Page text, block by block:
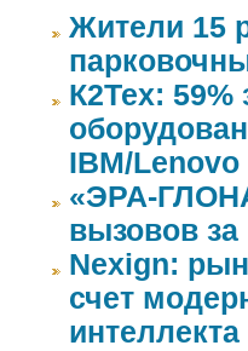
Жители 15
К2Тех: 59%
IBM/Lenovo
«ЭРА-
вызовов за
Nexign:
счет
интеллекта